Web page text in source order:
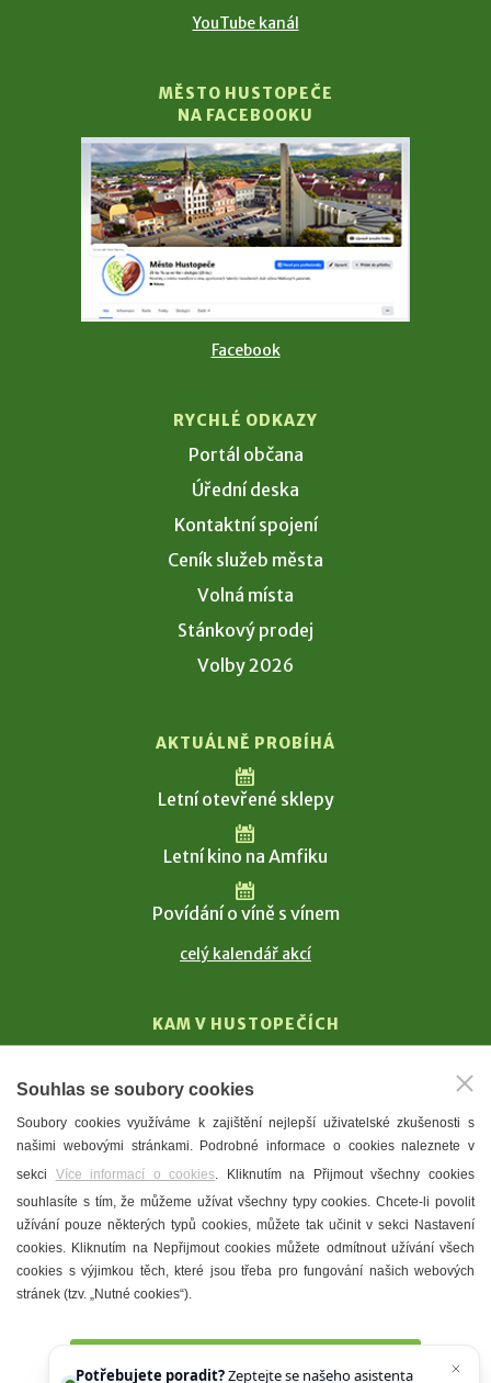
YouTube kanál
MĚSTO HUSTOPEČE
NA FACEBOOKU
Facebook
RYCHLÉ ODKAZY
Portál občana
Úřední deska
Kontaktní spojení
Ceník služeb města
Volná místa
Stánkový prodej
Volby 2026
AKTUÁLNĚ PROBÍHÁ
Letní otevřené sklepy
Letní kino na Amfiku
Povídání o víně s vínem
celý kalendář akcí
KAM V HUSTOPEČÍCH
T. G. Masaryk
Mandloně
Ubytování
Restaurace
Městské muzeum a galerie
Denní meníčka
Souhlas se soubory cookies
Soubory cookies využíváme k zajištění nejlepší uživatelské zkušenosti s
našimi webovými stránkami. Podrobné informace o cookies naleznete v
sekci Více informací o cookies. Kliknutím na Přijmout všechny cookies
souhlasíte s tím, že můžeme užívat všechny typy cookies. Chcete-li povolit
užívání pouze některých typů cookies, můžete tak učinit v sekci Nastavení
cookies. Kliknutím na Nepřijmout cookies můžete odmítnout užívání všech
cookies s výjimkou těch, které jsou třeba pro fungování našich webových
stránek (tzv. „Nutné cookies“).
Potřebujete poradit?Zeptejte se našeho asistenta